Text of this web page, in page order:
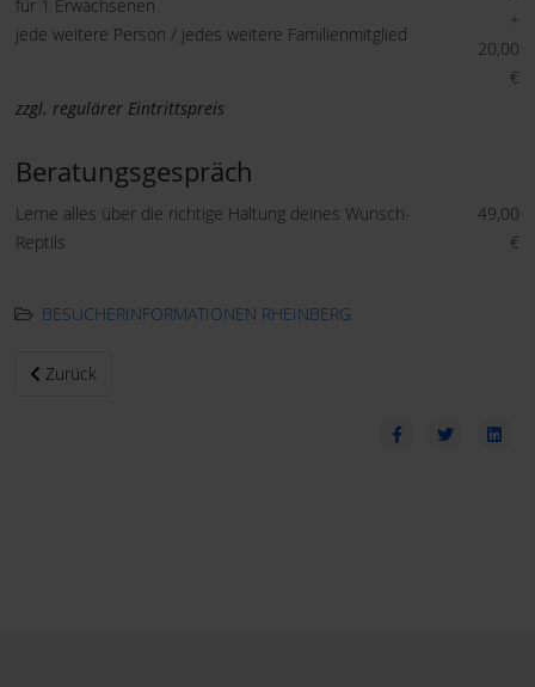
für 1 Erwachsenen
jede weitere Person / jedes weitere Familienmitglied
+
20,00
€
zzgl. regulärer Eintrittspreis
Beratungsgespräch
Lerne alles über die richtige Haltung deines Wunsch-
Reptils
49,00
€
BESUCHERINFORMATIONEN RHEINBERG
Vorheriger Beitrag: RUHR.TOPCARD
Zurück